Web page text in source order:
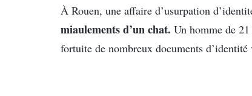
À Rouen, une affaire d’usurpation
miaulements d’un chat. Un homme de
fortuite de nombreux documents d’identité